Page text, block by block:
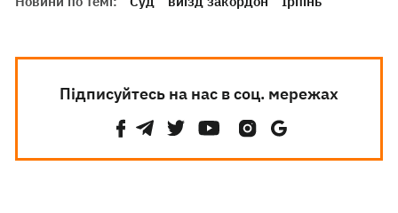
Підписуйтесь на нас в соц. мережах